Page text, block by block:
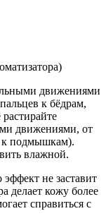
движениями
к бёдрам,
движениями, от
к подмышкам).
влажной.
не заставит
делает кожу более
справиться с